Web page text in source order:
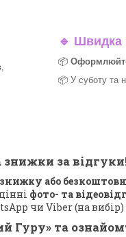
🔹 Швидка
📦
📦 У суботу та
знижки за
знижку або
фото- та
чи Viber (на
Гуру» та